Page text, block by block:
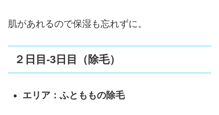
肌があれるので保湿も忘れずに。
２日目-3日目（除毛）
エリア：ふとももの除毛